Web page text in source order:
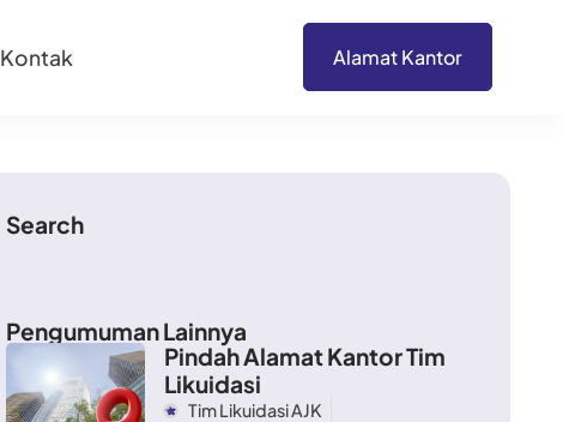
Kontak Alamat Kantor
Search
Pengumuman Lainnya
Pindah Alamat Kantor Tim
Likuidasi
Tim Likuidasi AJK